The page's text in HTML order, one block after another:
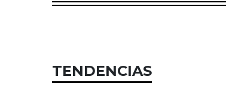
TENDENCIAS